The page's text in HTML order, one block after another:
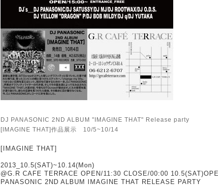
DJ PANASONIC 2ND ALBUM "IMAGINE THAT" Release party
[IMAGINE THAT]作品展示 10/5~10/14
[IMAGINE THAT]
2013_10.5(SAT)~10.14(Mon)
@G.R CAFE TERRACE OPEN/11:30 CLOSE/00:00
PANASONIC 2ND ALBUM IMAGINE THAT RELEASE PARTY